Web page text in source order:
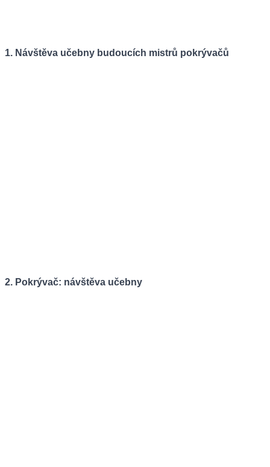
1. Návštěva učebny budoucích mistrů pokrývačů
2. Pokrývač: návštěva učebny